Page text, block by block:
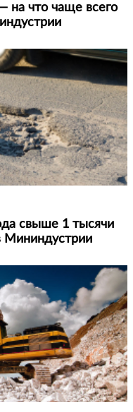
на что чаще всего
свыше 1 тысячи
Мининдустрии